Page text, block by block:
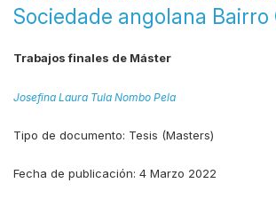
Sociedade angolana Bairro
Trabajos finales de Máster
Josefina Laura Tula Nombo Pela
Tipo de documento: Tesis (Masters)
Fecha de publicación: 4 Marzo 2022